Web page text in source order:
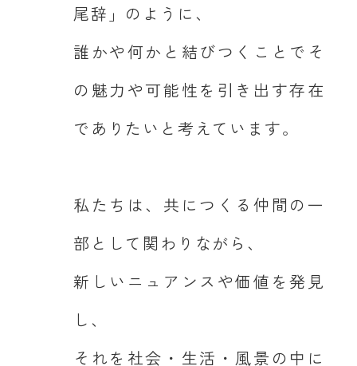
尾辞」のように、
誰かや何かと結びつくことでそ
の魅力や可能性を引き出す存在
でありたいと考えています。
私たちは、共につくる仲間の一
部として関わりながら、
新しいニュアンスや価値を発見
し、
それを社会・生活・風景の中に